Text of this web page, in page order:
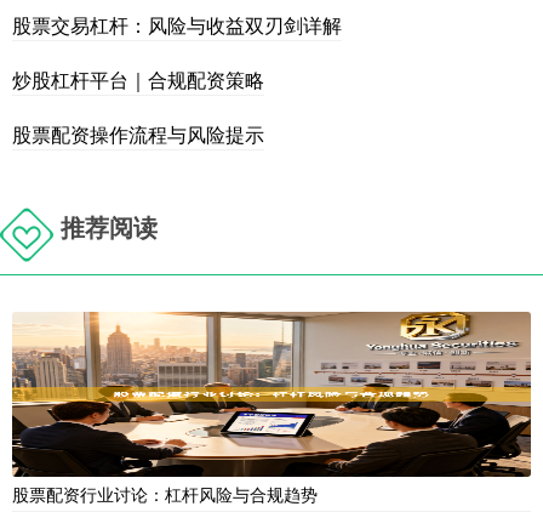
股票交易杠杆：风险与收益双刃剑详解
炒股杠杆平台｜合规配资策略
股票配资操作流程与风险提示
推荐阅读
股票配资行业讨论：杠杆风险与合规趋势